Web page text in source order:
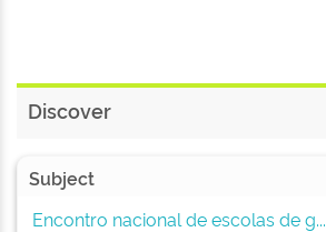
Discover
Subject
Encontro nacional de escolas de g...